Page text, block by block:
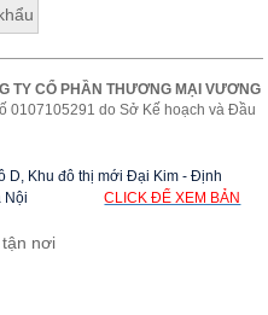
TY CỔ PHẦN THƯƠNG MẠI VƯƠNG
0107105291 do Sở Kế hoạch và Đầu
D, Khu đô thị mới Đại Kim - Định
Nội
CLICK ĐỂ XEM BẢN
nơi